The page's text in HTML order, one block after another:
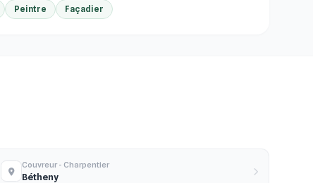
Peintre Façadier
Couvreur - Charpentier
Bétheny